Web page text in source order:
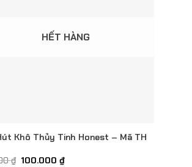
HẾT HÀNG
Khô Thủy Tinh Honest – Mã TH
₫ Giá
100.000₫Giá